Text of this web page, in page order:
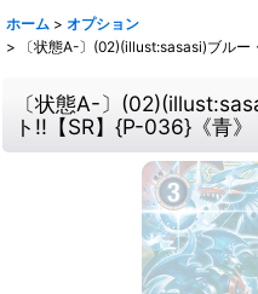
ホーム > オプション
>
〔状態A-〕(02)(illust:sasasi)ブルー
〔状態A-〕
ト!!【SR】{P-036}《青》